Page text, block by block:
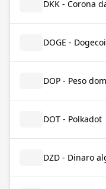
DKK - Corona
DOGE -
DOP - Peso
DOT - Polkadot
DZD - Dinaro